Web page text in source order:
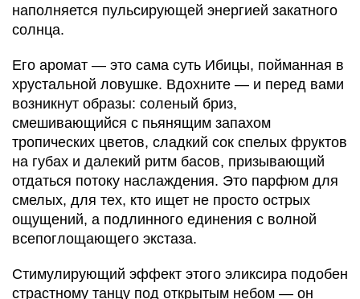
наполняется пульсирующей энергией закатного
солнца.
Его аромат — это сама суть Ибицы, пойманная в
хрустальной ловушке. Вдохните — и перед вами
возникнут образы: соленый бриз,
смешивающийся с пьянящим запахом
тропических цветов, сладкий сок спелых фруктов
на губах и далекий ритм басов, призывающий
отдаться потоку наслаждения. Это парфюм для
смелых, для тех, кто ищет не просто острых
ощущений, а подлинного единения с волной
всепоглощающего экстаза.
Стимулирующий эффект этого эликсира подобен
страстному танцу под открытым небом — он